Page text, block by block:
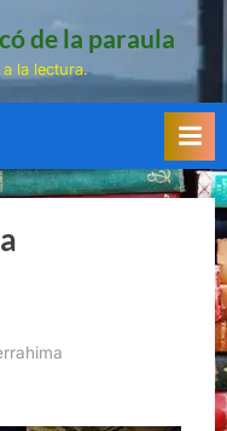
de la paraula
la lectura.